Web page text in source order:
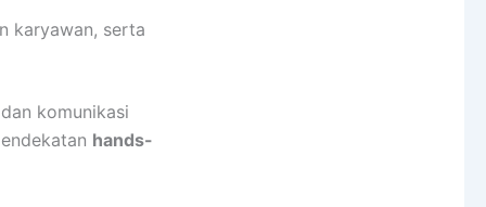
karyawan, serta
komunikasi
hands-